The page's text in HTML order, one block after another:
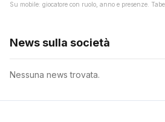
Su mobile: giocatore con ruolo, anno e presenze.
News sulla società
Nessuna news trovata.